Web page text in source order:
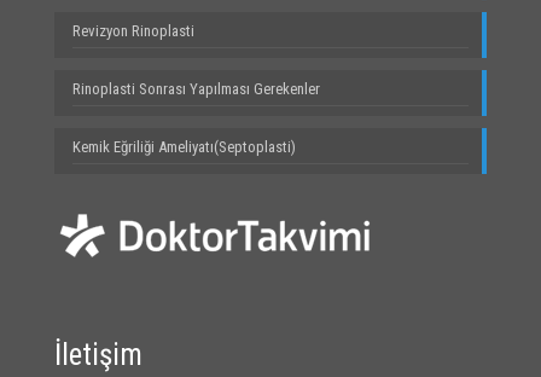
Revizyon Rinoplasti
Rinoplasti Sonrası Yapılması Gerekenler
Kemik Eğriliği Ameliyatı(Septoplasti)
İletişim